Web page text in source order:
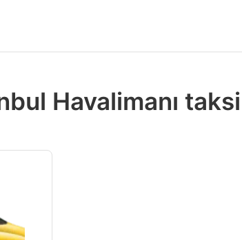
Havalimanı taksi